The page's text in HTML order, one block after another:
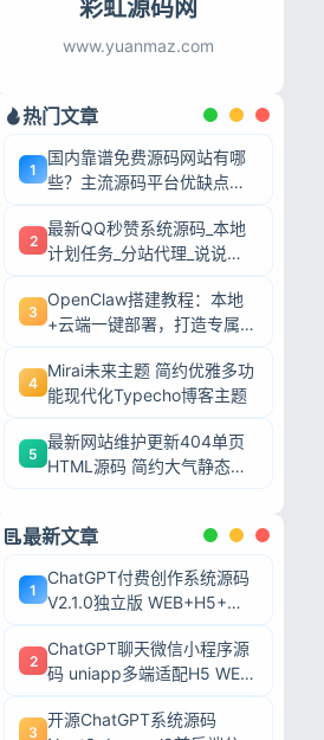
彩虹源码网
www.yuanmaz.com
热门文章
1
国内靠谱免费源码网站有哪
些？主流源码平台优缺点深
2
最新QQ秒赞系统源码_本地
计划任务_分站代理_说说赞
3
OpenClaw搭建教程：本地
+云端一键部署，打造专属AI
4
Mirai未来主题 简约优雅多功
能现代化Typecho博客主题
5
最新网站维护更新404单页
HTML源码 简约大气静态模
最新文章
1
ChatGPT付费创作系统源码
V2.1.0独立版 WEB+H5+微
统
2
ChatGPT聊天微信小程序源
码 uniapp多端适配H5 WEB
3
开源ChatGPT系统源码